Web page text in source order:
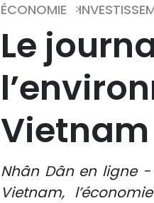
ÉCONOMIE
Le
Vietnam
Nhân Dân en ligne -
Vietnam,